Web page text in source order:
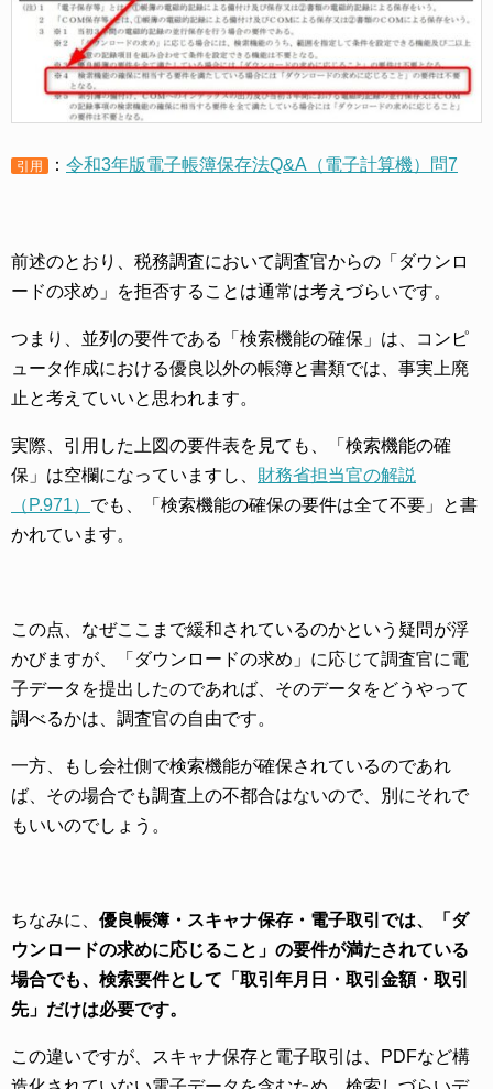
引用 ： 令和3年版電子帳簿保存法Q&A（電子計算機）問7
前述のとおり、税務調査において調査官からの「ダウンロ
ードの求め」を拒否することは通常は考えづらいです。
つまり、並列の要件である「検索機能の確保」は、コンピ
ュータ作成における優良以外の帳簿と書類では、事実上廃
止と考えていいと思われます。
実際、引用した上図の要件表を見ても、「検索機能の確
保」は空欄になっていますし、 財務省担当官の解説
（P.971） でも、「検索機能の確保の要件は全て不要」と書
かれています。
この点、なぜここまで緩和されているのかという疑問が浮
かびますが、「ダウンロードの求め」に応じて調査官に電
子データを提出したのであれば、そのデータをどうやって
調べるかは、調査官の自由です。
一方、もし会社側で検索機能が確保されているのであれ
ば、その場合でも調査上の不都合はないので、別にそれで
もいいのでしょう。
ちなみに、 優良帳簿・スキャナ保存・電子取引では、「ダ
ウンロードの求めに応じること」の要件が満たされている
場合でも、検索要件として「取引年月日・取引金額・取引
先」だけは必要です。
この違いですが、スキャナ保存と電子取引は、PDFなど構